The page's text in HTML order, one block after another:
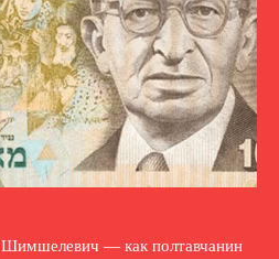
— как полтавчанин